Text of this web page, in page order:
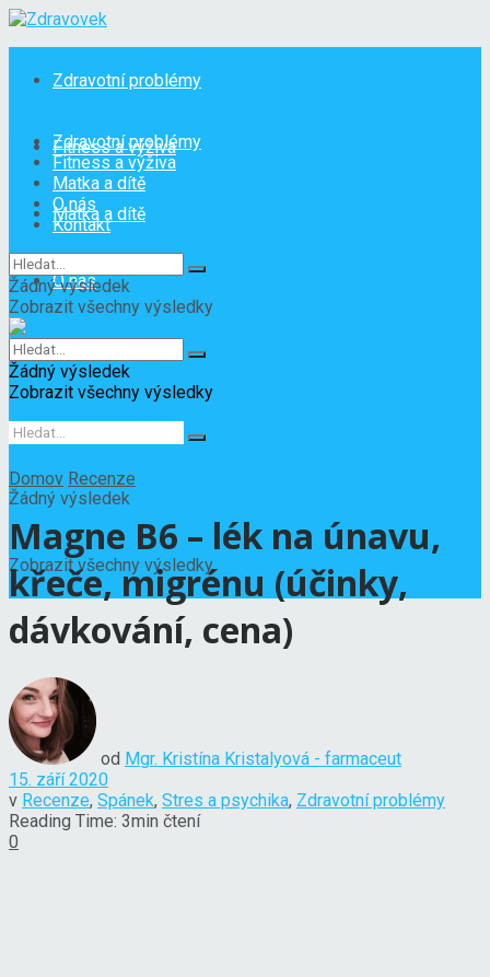
Zdravotní problémy
Fitness a výživa
Matka a dítě
O nás
Kontakt
Žádný výsledek
Zobrazit všechny výsledky
Zdravotní problémy
Fitness a výživa
Matka a dítě
O nás
Kontakt
Žádný výsledek
Zobrazit všechny výsledky
Žádný výsledek
Zobrazit všechny výsledky
Domov Recenze
Magne B6 – lék na únavu,
křeče, migrénu (účinky,
dávkování, cena)
od Mgr. Kristína Kristalyová - farmaceut
15. září 2020
v Recenze, Spánek, Stres a psychika, Zdravotní problémy
Reading Time: 3min čtení
0